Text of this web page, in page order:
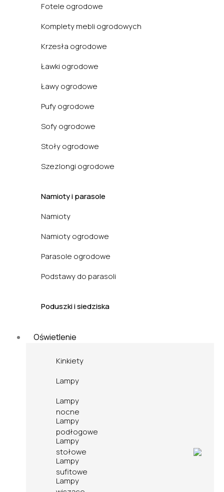
Fotele ogrodowe
Komplety mebli ogrodowych
Krzesła ogrodowe
Ławki ogrodowe
Ławy ogrodowe
Pufy ogrodowe
Sofy ogrodowe
Stoły ogrodowe
Szezlongi ogrodowe
Namioty i parasole
Namioty
Namioty ogrodowe
Parasole ogrodowe
Podstawy do parasoli
Poduszki i siedziska
Oświetlenie
Kinkiety
Lampy
Lampy
nocne
Lampy
podłogowe
Lampy
stołowe
Lampy
sufitowe
Lampy